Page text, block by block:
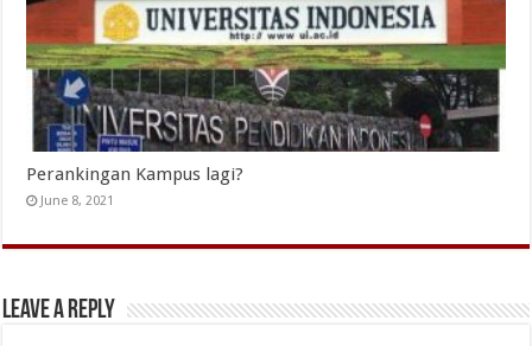
Perankingan Kampus lagi?
June 8, 2021
Leave a Reply